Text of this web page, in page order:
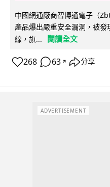
中國網通廠商智博通電子（
產品爆出嚴重安全漏洞，被
線，旗...
閱讀全文
268 63 ↗ 分享
ADVERTISEMENT